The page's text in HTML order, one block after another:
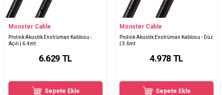
Monster Cable
Prolink Akustik Enstrüman Kablosu -
Açılı | 6.4mt
6.629 TL
Sepete Ekle
Monster Cable
Prolink Akustik Enstrüman Kablosu - Düz
| 3.6mt
4.978 TL
Sepete Ekle